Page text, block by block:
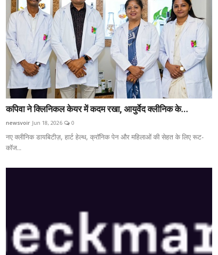
कपिवा ने क्लिनिकल केयर में कदम रखा, आयुर्वेद क्लीनिक के...
newsvoir Jun 18, 2026 0
नए क्लीनिक डायबिटीज़, हार्ट हेल्थ, क्रॉनिक पेन और महिलाओं की सेहत के लिए रूट-
कॉज...